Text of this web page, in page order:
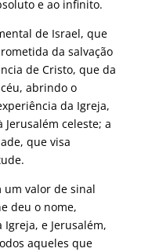
e ao infinito.
de Israel, que
da salvação
de Cristo, que da
abrindo o
da Igreja,
celeste; a
que visa
um valor de sinal
deu o nome,
e Jerusalém,
aqueles que